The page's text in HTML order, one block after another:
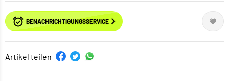
BENACHRICHTIGUNGSSERVICE
Artikel teilen